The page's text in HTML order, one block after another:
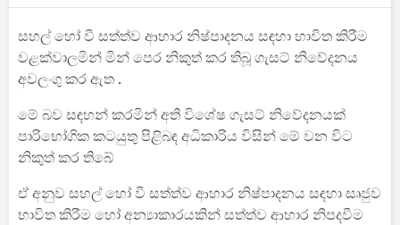
සහල් හෝ වී සත්ත්ව ආහාර නිෂ්පාදනය සඳහා භාවිත කිරීම
වළක්වාලමින් මින් පෙර නිකුත් කර තිබූ ගැසට් නිවේදනය
අවලංගු කර ඇත .
මේ බව සඳහන් කරමින් අති විශේෂ ගැසට් නිවේදනයක්
පාරිභෝගික කටයුතු පිළිබඳ අධිකාරිය විසින් මේ වන විට
නිකුත් කර තිබේ
ඒ අනුව සහල් හෝ වී සත්ත්ව ආහාර නිෂ්පාදනය සඳහා සෘජුව
භාවිත කිරීම හෝ අන්‍යාකාරයකින් සත්ත්ව ආහාර නිපදවීම